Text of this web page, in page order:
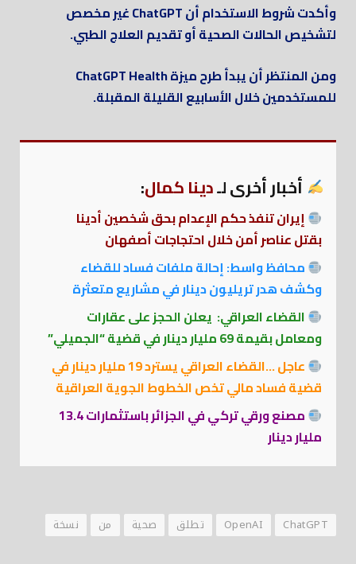
وأكدت شروط الاستخدام أن ChatGPT غير مخصص
لتشخيص الحالات الصحية أو تقديم العلاج الطبي.
ومن المنتظر أن يبدأ طرح ميزة ChatGPT Health
للمستخدمين خلال الأسابيع القليلة المقبلة.
أخبار أخرى لـدينا كمال:
إيران تنفذ حكم الإعدام بحق شخصين أدينا
بقتل عناصر أمن خلال احتجاجات أصفهان
محافظ واسط: إحالة ملفات فساد للقضاء
وكشف هدر تريليون دينار في مشاريع متعثرة
القضاء العراقي: يعلن الحجز على عقارات
ومعامل بقيمة 69 مليار دينار في قضية “الجميلي”
عاجل …القضاء العراقي يسترد 19 مليار دينار في
قضية فساد مالي تخص الخطوط الجوية العراقية
مصنع ورقي تركي في الجزائر باستثمارات 13.4
مليار دينار
ChatGPT
OpenAI تطلق صحية من نسخة